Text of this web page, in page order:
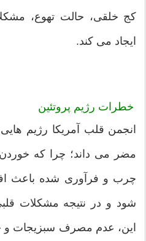
کج خلقی، حالت تهوع،
ایجاد می کند.
خطرات رژیم پروتئین
انجمن قلب آمریکا رژیم هایی
مضر می داند؛ چرا که
چرب و فرآوری شده باعث
شود و در نتیجه مشکلات
این، عدم مصرف سبزیجات و